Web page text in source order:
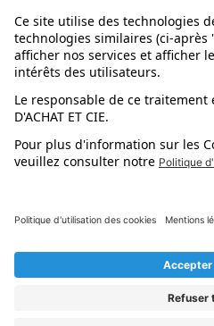
Nos astuces
Évènements
L'application mobile